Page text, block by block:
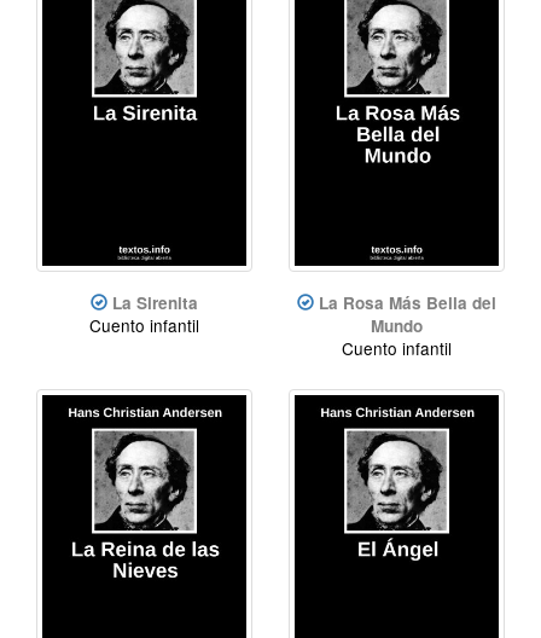
La Sirenita
Cuento infantil
La Rosa Más Bella del
Mundo
Cuento infantil